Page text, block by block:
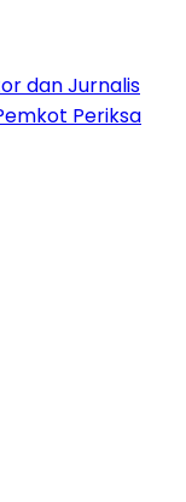
dan Jurnalis
Periksa